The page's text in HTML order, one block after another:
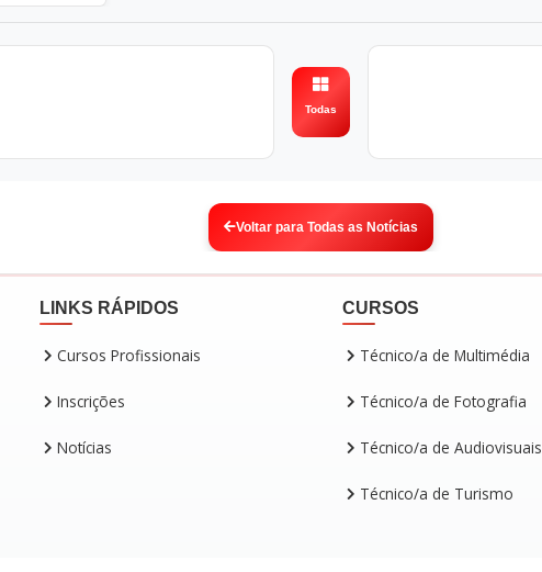
Todas
Voltar para Todas as Notícias
LINKS RÁPIDOS
Cursos Profissionais
Inscrições
Notícias
CURSOS
Técnico/a de Multimédia
Técnico/a de Fotografia
Técnico/a de Audiovisuais
Técnico/a de Turismo